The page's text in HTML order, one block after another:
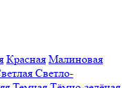
Красная Малиновая
Светло-